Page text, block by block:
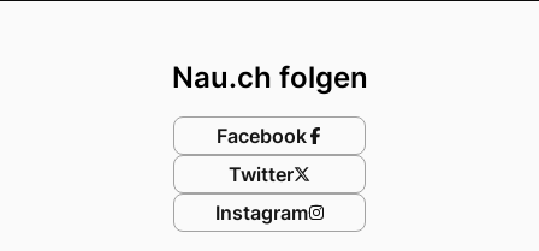
Nau.ch folgen
Facebook
Twitter
Instagram